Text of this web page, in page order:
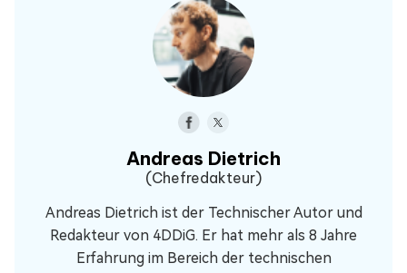
Andreas Dietrich
(Chefredakteur)
Andreas Dietrich ist der Technischer Autor und
Redakteur von 4DDiG. Er hat mehr als 8 Jahre
Erfahrung im Bereich der technischen